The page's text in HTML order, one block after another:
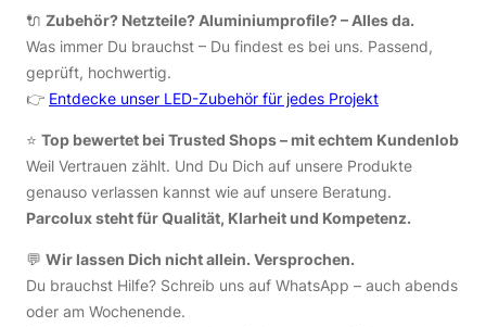
🔌 Zubehör? Netzteile? Aluminiumprofile? – Alles da.
Was immer Du brauchst – Du findest es bei uns. Passend,
geprüft, hochwertig.
👉 Entdecke unser LED-Zubehör für jedes Projekt
⭐️ Top bewertet bei Trusted Shops – mit echtem Kundenlob
Weil Vertrauen zählt. Und Du Dich auf unsere Produkte
genauso verlassen kannst wie auf unsere Beratung.
Parcolux steht für Qualität, Klarheit und Kompetenz.
💬 Wir lassen Dich nicht allein. Versprochen.
Du brauchst Hilfe? Schreib uns auf WhatsApp – auch abends
oder am Wochenende.